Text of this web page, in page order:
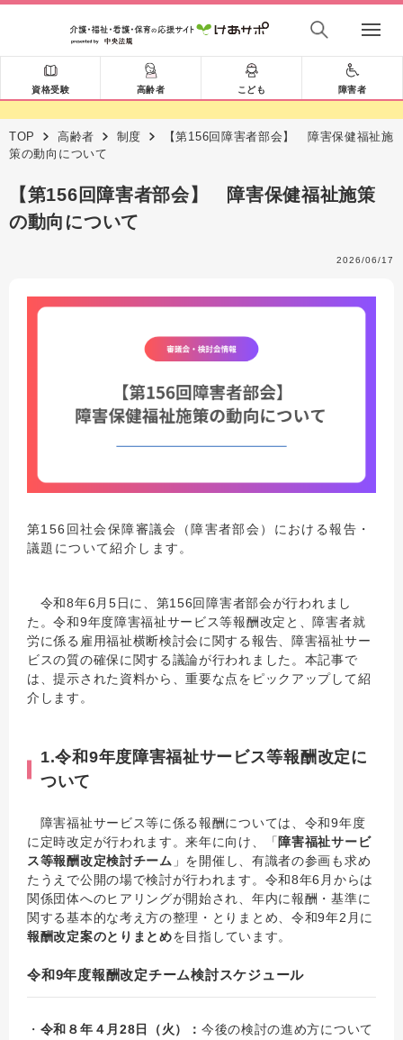
資格受験 高齢者 こども 障害者
TOP 高齢者 制度
【第156回障害者部会】 障害保健福祉施
策の動向について
【第156回障害者部会】 障害保健福祉施策
の動向について
2026/06/17
第156回社会保障審議会（障害者部会）における報告・
議題について紹介します。
令和8年6月5日に、第156回障害者部会が行われまし
た。令和9年度障害福祉サービス等報酬改定と、障害者就
労に係る雇用福祉横断検討会に関する報告、障害福祉サー
ビスの質の確保に関する議論が行われました。本記事で
は、提示された資料から、重要な点をピックアップして紹
介します。
1.令和9年度障害福祉サービス等報酬改定に
ついて
障害福祉サービス等に係る報酬については、令和9年度
に定時改定が行われます。来年に向け、「 障害福祉サービ
ス等報酬改定検討チーム 」を開催し、有識者の参画も求め
たうえで公開の場で検討が行われます。令和8年6月からは
関係団体へのヒアリングが開始され、年内に報酬・基準に
関する基本的な考え方の整理・とりまとめ、令和9年2月に
報酬改定案のとりまとめを目指しています。
令和9年度報酬改定チーム検討スケジュール
・ 令和８年４月28日（火）： 今後の検討の進め方について